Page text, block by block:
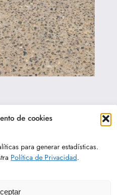
de cookies
para generar estadísticas.
Política de Privacidad.
Siguiente:
Xuasús González
→